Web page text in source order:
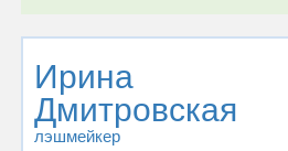
Ирина
Дмитровская
лэшмейкер